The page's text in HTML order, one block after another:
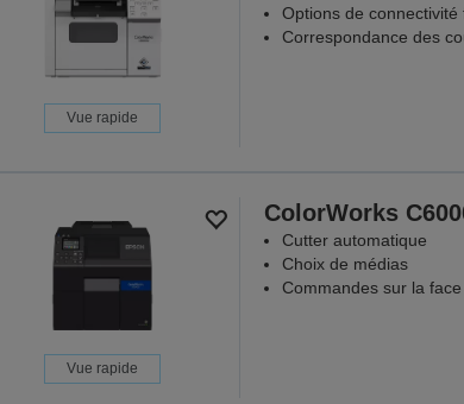
Vue rapide
Options de connectivité
Correspondance des
Vue rapide
ColorWorks
Cutter automatique
Choix de médias
Commandes sur la